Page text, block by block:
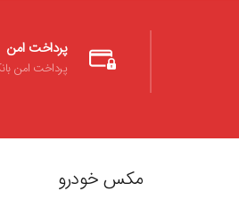
پرداخت امن
پرداخت امن
مکس خودرو